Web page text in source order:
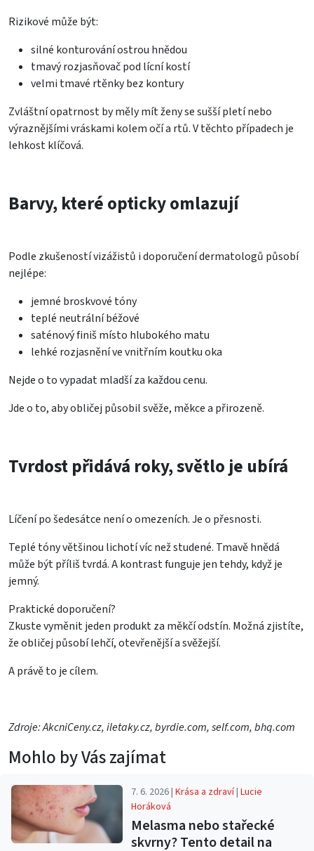
Rizikové může být:
silné konturování ostrou hnědou
tmavý rozjasňovač pod lícní kostí
velmi tmavé rtěnky bez kontury
Zvláštní opatrnost by měly mít ženy se sušší pletí nebo
výraznějšími vráskami kolem očí a rtů. V těchto případech je
lehkost klíčová.
Barvy, které opticky omlazují
Podle zkušeností vizážistů i doporučení dermatologů působí
nejlépe:
jemné broskvové tóny
teplé neutrální béžové
saténový finiš místo hlubokého matu
lehké rozjasnění ve vnitřním koutku oka
Nejde o to vypadat mladší za každou cenu.
Jde o to, aby obličej působil svěže, měkce a přirozeně.
Tvrdost přidává roky, světlo je ubírá
Líčení po šedesátce není o omezeních. Je o přesnosti.
Teplé tóny většinou lichotí víc než studené. Tmavě hnědá
může být příliš tvrdá. A kontrast funguje jen tehdy, když je
jemný.
Praktické doporučení?
Zkuste vyměnit jeden produkt za měkčí odstín. Možná zjistíte,
že obličej působí lehčí, otevřenější a svěžejší.
A právě to je cílem.
Zdroje: AkcniCeny.cz, iletaky.cz, byrdie.com, self.com, bhq.com
Mohlo by Vás zajímat
7. 6. 2026 |Krása a zdraví|Lucie
Horáková
Melasma nebo stařecké
skvrny? Tento detail na